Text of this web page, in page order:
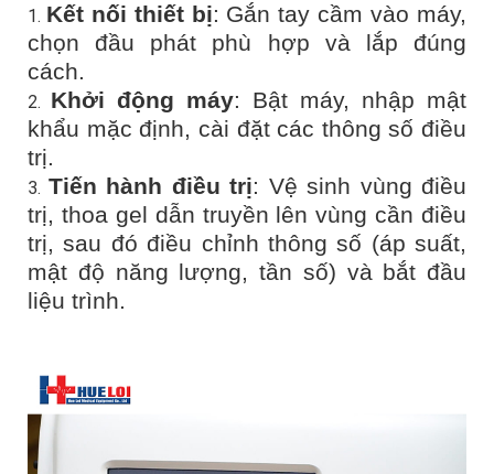
Kết nối thiết bị: Gắn tay cầm vào máy,
chọn đầu phát phù hợp và lắp đúng
cách.
Khởi động máy: Bật máy, nhập mật
khẩu mặc định, cài đặt các thông số điều
trị.
Tiến hành điều trị: Vệ sinh vùng điều
trị, thoa gel dẫn truyền lên vùng cần điều
trị, sau đó điều chỉnh thông số (áp suất,
mật độ năng lượng, tần số) và bắt đầu
liệu trình.